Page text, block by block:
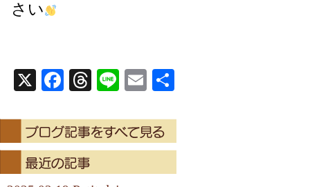
さい
X Facebook
Threads
LineEmail